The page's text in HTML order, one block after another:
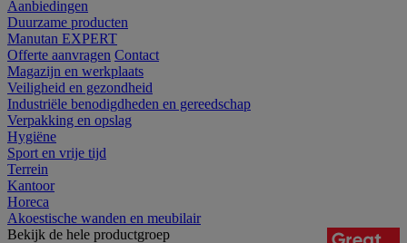
Aanbiedingen
Duurzame producten
Manutan EXPERT
Offerte aanvragen Contact
Magazijn en werkplaats
Veiligheid en gezondheid
Industriële benodigdheden en gereedschap
Verpakking en opslag
Hygiëne
Sport en vrije tijd
Terrein
Kantoor
Horeca
Akoestische wanden en meubilair
Bekijk de hele productgroep